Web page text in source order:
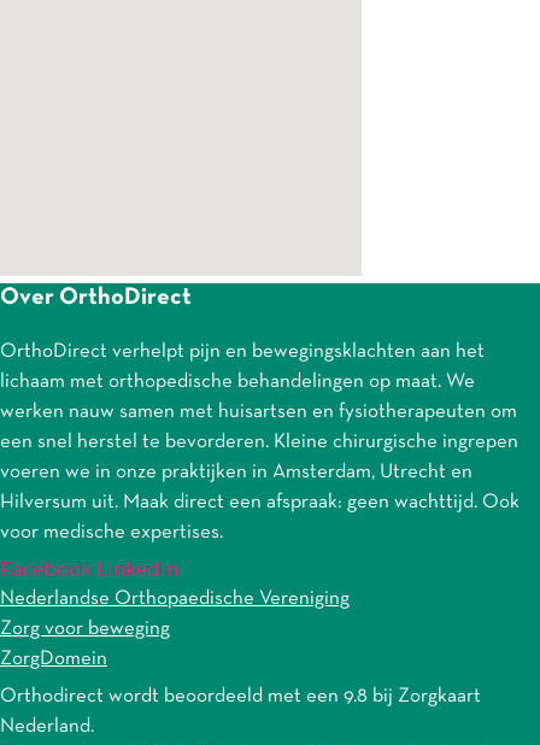
Over OrthoDirect
OrthoDirect verhelpt pijn en bewegingsklachten aan het
lichaam met orthopedische behandelingen op maat. We
werken nauw samen met huisartsen en fysiotherapeuten om
een snel herstel te bevorderen. Kleine chirurgische ingrepen
voeren we in onze praktijken in Amsterdam, Utrecht en
Hilversum uit. Maak direct een afspraak: geen wachttijd. Ook
voor medische expertises.
Facebook Linkedin
Nederlandse Orthopaedische Vereniging
Zorg voor beweging
ZorgDomein
Orthodirect wordt beoordeeld met een 9.8 bij Zorgkaart
Nederland.